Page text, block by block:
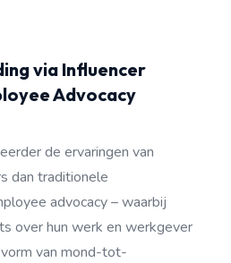
via Influencer
Advocacy
de ervaringen van
dan traditionele
advocacy – waarbij
over hun werk en werkgever
van mond-tot-